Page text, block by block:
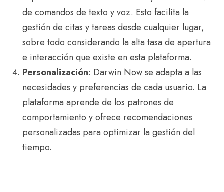
de comandos de texto y voz. Esto facilita la
gestión de citas y tareas desde cualquier lugar,
sobre todo considerando la alta tasa de apertura
e interacción que existe en esta plataforma.
Personalización: Darwin Now se adapta a las
necesidades y preferencias de cada usuario. La
plataforma aprende de los patrones de
comportamiento y ofrece recomendaciones
personalizadas para optimizar la gestión del
tiempo.